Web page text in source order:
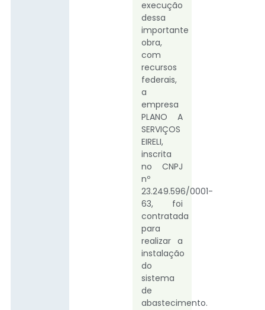
execução
dessa
importante
obra,
com
recursos
federais,
a
empresa
PLANO A
SERVIÇOS
EIRELI,
inscrita
no CNPJ
nº
23.249.596/0001-
63, foi
contratada
para
realizar a
instalação
do
sistema
de
abastecimento.